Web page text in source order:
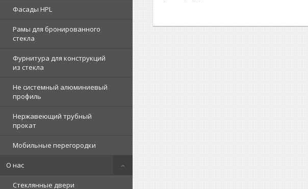
Фасады HPL
Рамы для бронированного
стекла
Фурнитура для конструкций
из стекла
Не системный алюминиевый
профиль
Нержавеющий трубный
прокат
Мобильные перегородки
О нас
Стеклянные двери